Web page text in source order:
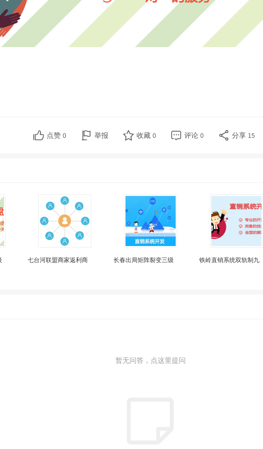
点赞 0 举报 收藏 0 评论 0 分享 15
七台河联盟商家返利商 长春出局矩阵裂变三级 铁岭直销系统双轨制九
暂无问答，点这里提问